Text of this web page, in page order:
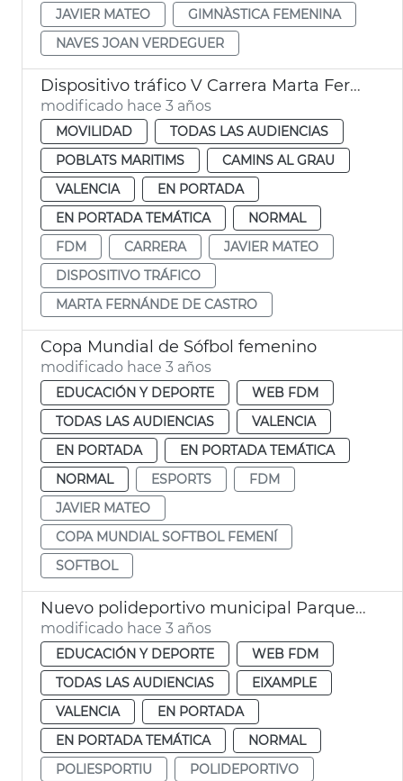
JAVIER MATEO
GIMNÀSTICA FEMENINA
NAVES JOAN VERDEGUER
Dispositivo tráfico V Carrera Marta Fernández
modificado hace 3 años
MOVILIDAD
TODAS LAS AUDIENCIAS
POBLATS MARITIMS
CAMINS AL GRAU
VALENCIA
EN PORTADA
EN PORTADA TEMÁTICA
NORMAL
FDM
CARRERA
JAVIER MATEO
DISPOSITIVO TRÁFICO
MARTA FERNÁNDE DE CASTRO
Copa Mundial de Sófbol femenino
modificado hace 3 años
EDUCACIÓN Y DEPORTE
WEB FDM
TODAS LAS AUDIENCIAS
VALENCIA
EN PORTADA
EN PORTADA TEMÁTICA
NORMAL
ESPORTS
FDM
JAVIER MATEO
COPA MUNDIAL SOFTBOL FEMENÍ
SOFTBOL
Nuevo polideportivo municipal Parque Central. Nave 1
modificado hace 3 años
EDUCACIÓN Y DEPORTE
WEB FDM
TODAS LAS AUDIENCIAS
EIXAMPLE
VALENCIA
EN PORTADA
EN PORTADA TEMÁTICA
NORMAL
POLIESPORTIU
POLIDEPORTIVO